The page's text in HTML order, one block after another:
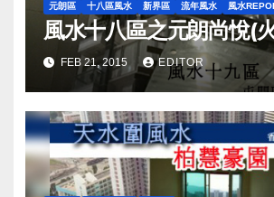
元朗區 十八區風水 新界區 流年風水 風水
風水十八區之元朗尚悅(
FEB 21, 2015 EDITOR